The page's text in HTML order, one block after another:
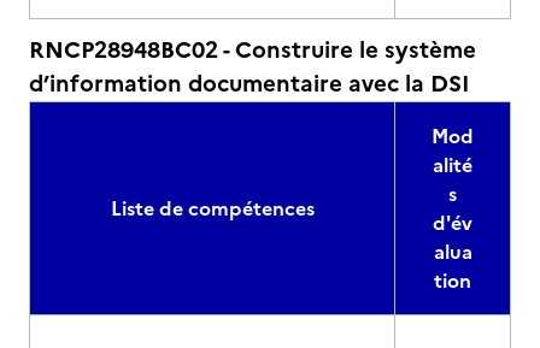
RNCP28948BC02 - Construire le système
d’information documentaire avec la DSI
Liste de compétences
Mod
alité
s
d'év
alua
tion